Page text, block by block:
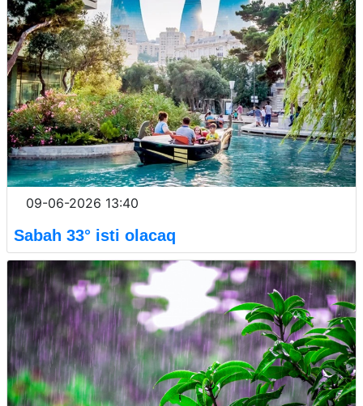
09-06-2026 13:40
Sabah 33° isti olacaq